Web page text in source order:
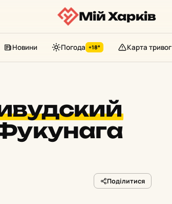
Мій Харків
Новини Погода +18° Карта тривог
Поділитися